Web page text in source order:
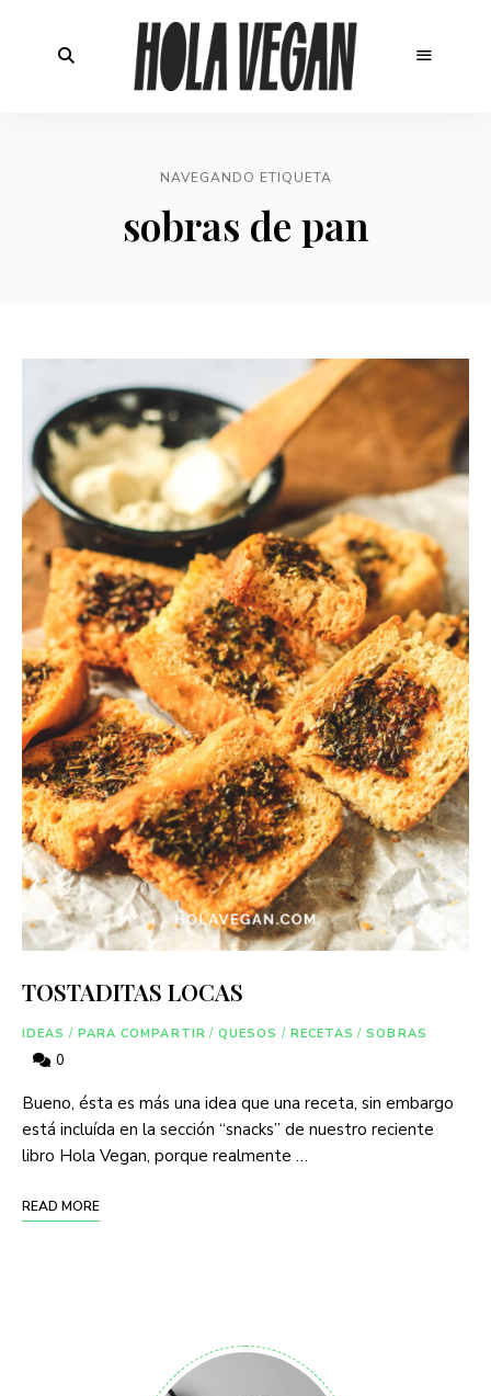
NAVEGANDO ETIQUETA
sobras de pan
TOSTADITAS LOCAS
IDEAS / PARA COMPARTIR / QUESOS / RECETAS / SOBRAS
0
Bueno, ésta es más una idea que una receta, sin embargo
está incluída en la sección “snacks” de nuestro reciente
libro Hola Vegan, porque realmente …
READ MORE